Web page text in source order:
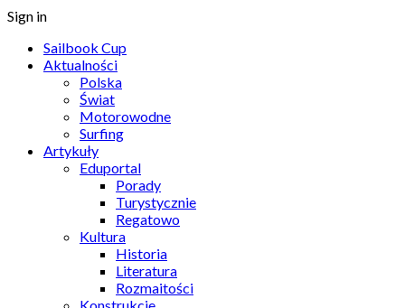
Sign in
Sailbook Cup
Aktualności
Polska
Świat
Motorowodne
Surfing
Artykuły
Eduportal
Porady
Turystycznie
Regatowo
Kultura
Historia
Literatura
Rozmaitości